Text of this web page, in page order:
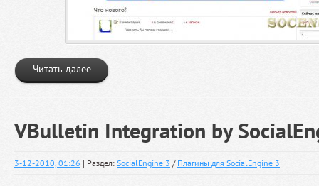
Читать далее
VBulletin Integration by
3-12-2010, 01:26 | Раздел: SocialEngine 3 / Плагины для SocialEngine 3